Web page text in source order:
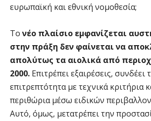
ευρωπαϊκή και εθνική νομοθεσία;
Τονέο πλαίσιο εμφανίζεται
στην πράξη δεν φαίνεται να
απολύτως τα αιολικά από
2000. Επιτρέπει εξαιρέσεις, συνδέει
επιτρεπτότητα με τεχνικά κριτήρια
περιθώρια μέσω ειδικών
Αυτό, όμως, μετατρέπει την